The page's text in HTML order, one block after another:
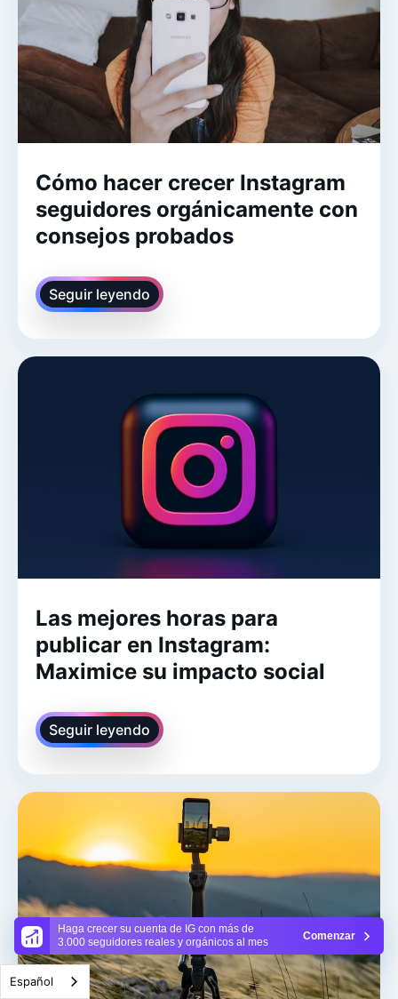
Haga crecer su cuenta de IG con más de
3.000 seguidores reales y orgánicos al mes
Comenzar
Cómo hacer crecer Instagram
seguidores orgánicamente con
consejos probados
Seguir leyendo
Las mejores horas para
publicar en Instagram:
Maximice su impacto social
Seguir leyendo
Español